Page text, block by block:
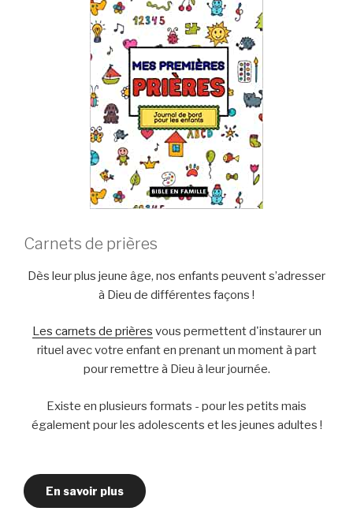
Carnets de prières
Dès leur plus jeune âge, nos enfants peuvent s’adresser
à Dieu de différentes façons !
Les carnets de prières vous permettent d'instaurer un
rituel avec votre enfant en prenant un moment à part
pour remettre à Dieu à leur journée.
Existe en plusieurs formats - pour les petits mais
également pour les adolescents et les jeunes adultes !
En savoir plus